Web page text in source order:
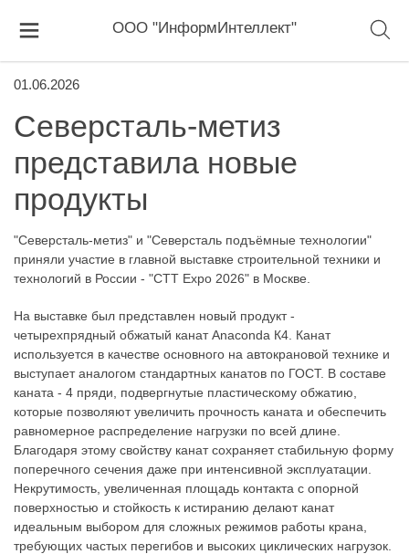
ООО "ИнформИнтеллект"
01.06.2026
Северсталь-метиз
представила новые
продукты
"Северсталь-метиз" и "Северсталь подъёмные технологии"
приняли участие в главной выставке строительной техники и
технологий в России - "CTT Expo 2026" в Москве.
На выставке был представлен новый продукт -
четырехпрядный обжатый канат Anaconda К4. Канат
используется в качестве основного на автокрановой технике и
выступает аналогом стандартных канатов по ГОСТ. В составе
каната - 4 пряди, подвергнутые пластическому обжатию,
которые позволяют увеличить прочность каната и обеспечить
равномерное распределение нагрузки по всей длине.
Благодаря этому свойству канат сохраняет стабильную форму
поперечного сечения даже при интенсивной эксплуатации.
Некрутимость, увеличенная площадь контакта с опорной
поверхностью и стойкость к истиранию делают канат
идеальным выбором для сложных режимов работы крана,
требующих частых перегибов и высоких циклических нагрузок.